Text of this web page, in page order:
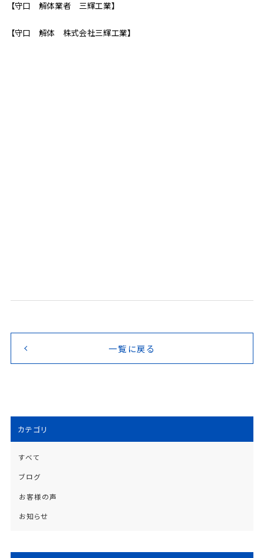
【守口 解体業者 三輝工業】
【守口 解体 株式会社三輝工業】
一覧に戻る
カテゴリ
すべて
ブログ
お客様の声
お知らせ